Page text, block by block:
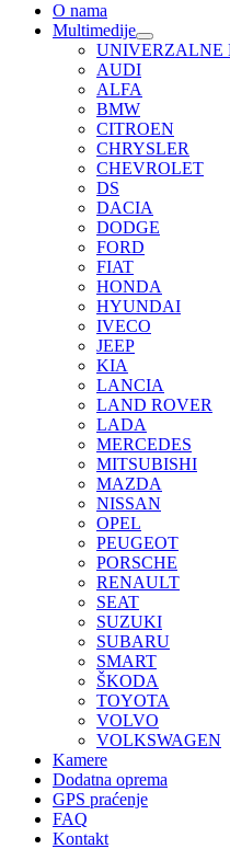
O nama
Multimedije
UNIVERZALNE
AUDI
ALFA
BMW
CITROEN
CHRYSLER
CHEVROLET
DS
DACIA
DODGE
FORD
FIAT
HONDA
HYUNDAI
IVECO
JEEP
KIA
LANCIA
LAND ROVER
LADA
MERCEDES
MITSUBISHI
MAZDA
NISSAN
OPEL
PEUGEOT
PORSCHE
RENAULT
SEAT
SUZUKI
SUBARU
SMART
ŠKODA
TOYOTA
VOLVO
VOLKSWAGEN
Kamere
Dodatna oprema
GPS praćenje
FAQ
Kontakt